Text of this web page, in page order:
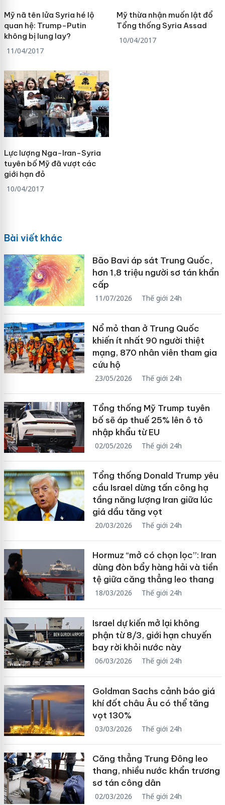
Mỹ nã tên lửa Syria hé lộ
quan hệ: Trump-Putin
không bị lung lay?
11/04/2017
Mỹ thừa nhận muốn lật đổ
Tổng thống Syria Assad
10/04/2017
Lực lượng Nga-Iran-Syria
tuyên bố Mỹ đã vượt các
giới hạn đỏ
10/04/2017
Bài viết khác
Bão Bavi áp sát Trung Quốc,
hơn 1,8 triệu người sơ tán khẩn
cấp
11/07/2026 Thế giới 24h
Nổ mỏ than ở Trung Quốc
khiến ít nhất 90 người thiệt
mạng, 870 nhân viên tham gia
cứu hộ
23/05/2026 Thế giới 24h
Tổng thống Mỹ Trump tuyên
bố sẽ áp thuế 25% lên ô tô
nhập khẩu từ EU
02/05/2026 Thế giới 24h
Tổng thống Donald Trump yêu
cầu Israel dừng tấn công hạ
tầng năng lượng Iran giữa lúc
giá dầu tăng vọt
20/03/2026 Thế giới 24h
Hormuz “mở có chọn lọc”: Iran
dùng đòn bẩy hàng hải và tiền
tệ giữa căng thẳng leo thang
18/03/2026 Thế giới 24h
Israel dự kiến mở lại không
phận từ 8/3, giới hạn chuyến
bay rời khỏi nước này
06/03/2026 Thế giới 24h
Goldman Sachs cảnh báo giá
khí đốt châu Âu có thể tăng
vọt 130%
03/03/2026 Thế giới 24h
Căng thẳng Trung Đông leo
thang, nhiều nước khẩn trương
sơ tán công dân
02/03/2026 Thế giới 24h